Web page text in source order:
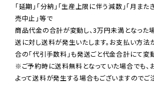
「延期」「分納」「生産上限に伴う減数」「月また
売中止」等で
商品代金の合計が変動し、3万円未満となった
送に対し送料が発生いたします。お支払い方法
※ご予約時に送料無料となっていた場合でも
よって送料が発生する場合もございますのでご